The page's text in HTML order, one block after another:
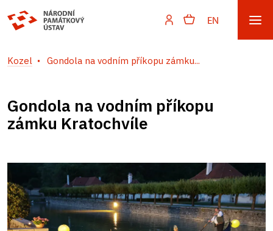
EN
Kozel Gondola na vodním příkopu zámku...
Gondola na vodním příkopu
zámku Kratochvíle